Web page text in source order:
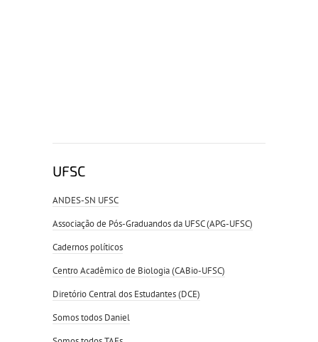
UFSC
ANDES-SN UFSC
Associação de Pós-Graduandos da UFSC (APG-UFSC)
Cadernos políticos
Centro Acadêmico de Biologia (CABio-UFSC)
Diretório Central dos Estudantes (DCE)
Somos todos Daniel